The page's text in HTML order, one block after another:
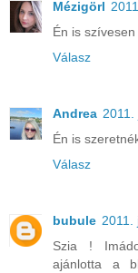
Mézigörl
Én is
Válasz
Andrea
Én is
Válasz
bubule 2011.
Szia !
ajánlotta a